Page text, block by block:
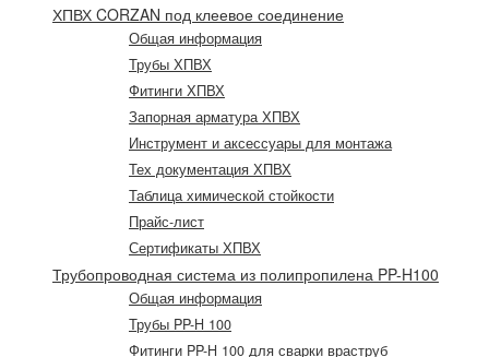
ХПВХ CORZAN под клеевое соединение
Общая информация
Трубы ХПВХ
Фитинги ХПВХ
Запорная арматура ХПВХ
Инструмент и аксессуары для монтажа
Тех документация ХПВХ
Таблица химической стойкости
Прайс-лист
Сертификаты ХПВХ
Трубопроводная система из полипропилена PP-H100
Общая информация
Трубы PP-H 100
Фитинги PP-H 100 для сварки враструб